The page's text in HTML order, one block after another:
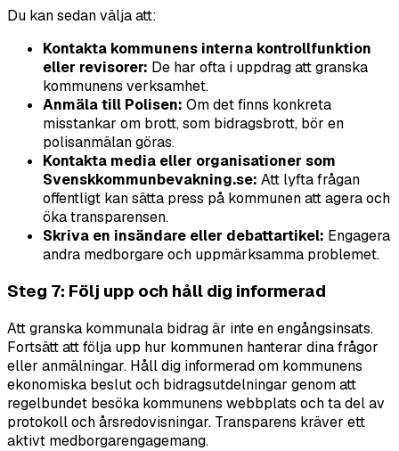
Du kan sedan välja att:
Kontakta kommunens interna kontrollfunktion
eller revisorer: De har ofta i uppdrag att granska
kommunens verksamhet.
Anmäla till Polisen: Om det finns konkreta
misstankar om brott, som bidragsbrott, bör en
polisanmälan göras.
Kontakta media eller organisationer som
Svenskkommunbevakning.se: Att lyfta frågan
offentligt kan sätta press på kommunen att agera och
öka transparensen.
Skriva en insändare eller debattartikel: Engagera
andra medborgare och uppmärksamma problemet.
Steg 7: Följ upp och håll dig informerad
Att granska kommunala bidrag är inte en engångsinsats.
Fortsätt att följa upp hur kommunen hanterar dina frågor
eller anmälningar. Håll dig informerad om kommunens
ekonomiska beslut och bidragsutdelningar genom att
regelbundet besöka kommunens webbplats och ta del av
protokoll och årsredovisningar. Transparens kräver ett
aktivt medborgarengagemang.